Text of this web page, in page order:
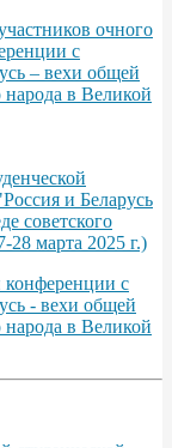
очного
с
– вехи общей
в Великой
и Беларусь
советского
28 марта 2025 г.)
конференции с
- вехи общей
в Великой